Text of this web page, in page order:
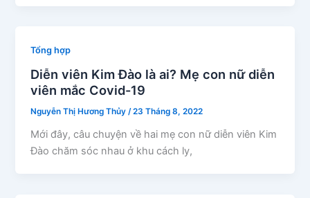
Tổng hợp
Diễn viên Kim Đào là ai? Mẹ con nữ diễn
viên mắc Covid-19
Nguyễn Thị Hương Thủy /23 Tháng 8, 2022
Mới đây, câu chuyện về hai mẹ con nữ diễn viên Kim
Đào chăm sóc nhau ở khu cách ly,